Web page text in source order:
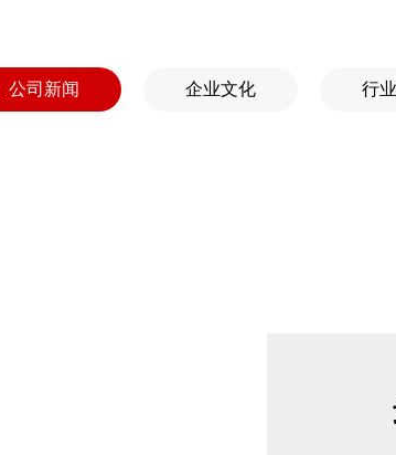
公司新闻 企业文化 行